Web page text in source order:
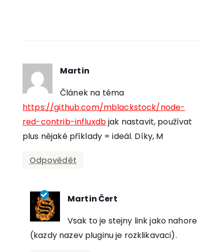
Martin
Článek na téma
https://github.com/mblackstock/node-
red-contrib-influxdbjak nastavit, používat
plus nějaké příklady = ideál. Díky, M
Odpovědět
Martin Čert
Vsak to je stejny link jako nahore
(kazdy nazev pluginu je rozklikavaci).